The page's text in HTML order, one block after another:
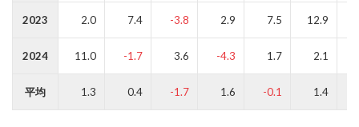
2023 2.0 7.4 -3.8 2.9 7.5 12.9
2024 11.0 -1.7 3.6 -4.3 1.7 2.1
平均 1.3 0.4 -1.7 1.6 -0.1 1.4